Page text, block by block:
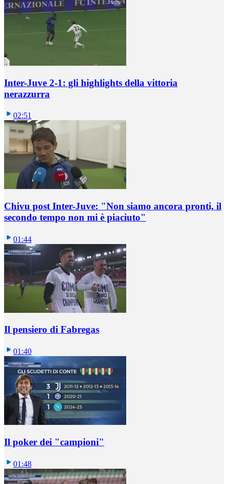
Inter-Juve 2-1: gli highlights della vittoria
nerazzurra
02:51
Chivu post Inter-Juve: "Non siamo ancora pronti, il
secondo tempo non mi è piaciuto"
01:44
Il pensiero di Fabregas
01:40
Il poker dei "campioni"
01:48